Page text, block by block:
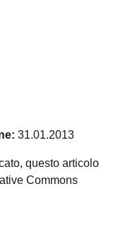
31.01.2013
questo articolo
Commons